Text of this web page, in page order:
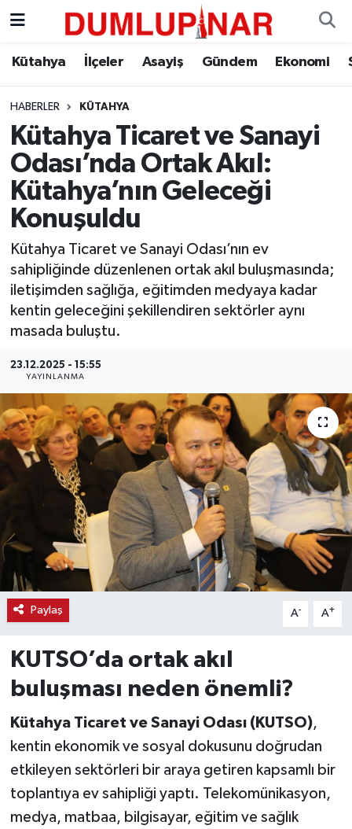
Kütahya İlçeler Asayiş Gündem Ekonomi
HABERLER KÜTAHYA
Kütahya Ticaret ve Sanayi
Odası’nda Ortak Akıl:
Kütahya’nın Geleceği
Konuşuldu
Kütahya Ticaret ve Sanayi Odası’nın ev
sahipliğinde düzenlenen ortak akıl buluşmasında;
iletişimden sağlığa, eğitimden medyaya kadar
kentin geleceğini şekillendiren sektörler aynı
masada buluştu.
23.12.2025 - 15:55
YAYINLANMA
Paylaş A- A+
KUTSO’da ortak akıl
buluşması neden önemli?
Kütahya Ticaret ve Sanayi Odası (KUTSO),
kentin ekonomik ve sosyal dokusunu doğrudan
etkileyen sektörleri bir araya getiren kapsamlı bir
toplantıya ev sahipliği yaptı. Telekomünikasyon,
medya, matbaa, bilgisayar, eğitim ve sağlık
Asayiş
Diğer
Dünya
Eğitim
Ekonomi
Eleman
Gündem
Haber
Haber İlanlar
Kültür-Sanat
Magazin
Resmi İlanlar
Seri İlan
Siyaset
Spor
Teknoloji
Vasıta
Vefat Haberleri
Kütahya Hava Durumu
Kütahya Trafik Yoğunluk Haritası
Süper Lig Puan Durumu ve Fikstür
Tüm Manşetler
Son Dakika Haberleri
Haber Arşivi